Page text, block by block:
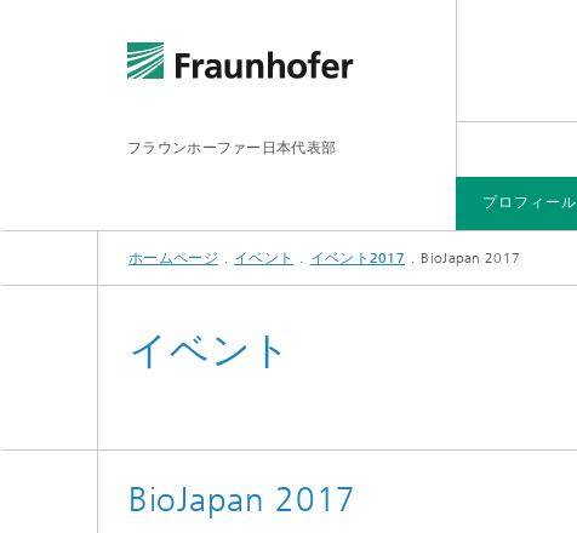
フラウンホーファー日本代表部
プロフィール
プロフィール
研究分野
研究所・研究施設
メディア＆刊行物
イベント
ホームページ イベント イベント2017 BioJapan 2017
イベント
BioJapan 2017